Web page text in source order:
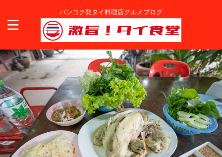
バンコク発タイ料理店グルメブログ